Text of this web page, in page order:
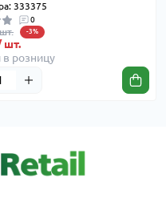
333375
0
-3%
шт.
розницу